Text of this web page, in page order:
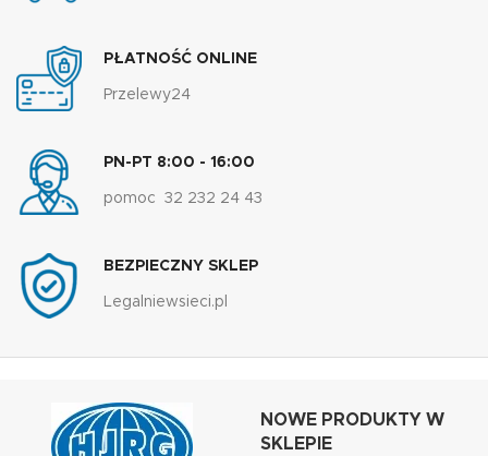
PŁATNOŚĆ ONLINE
Przelewy24
PN-PT 8:00 - 16:00
pomoc 32 232 24 43
BEZPIECZNY SKLEP
Legalniewsieci.pl
NOWE PRODUKTY W
SKLEPIE